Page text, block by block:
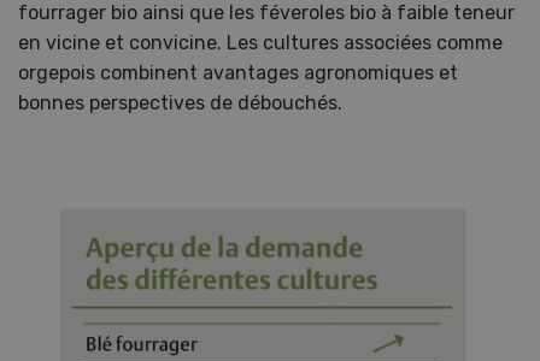
fourrager bio ainsi que les féveroles bio à faible teneur
en vicine et convicine. Les cultures associées comme
orgepois combinent avantages agronomiques et
bonnes perspectives de débouchés.